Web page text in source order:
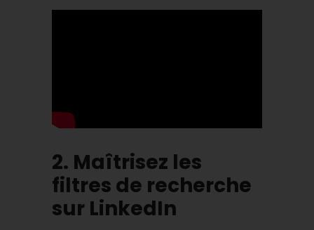
2. Maîtrisez les
filtres de recherche
sur LinkedIn